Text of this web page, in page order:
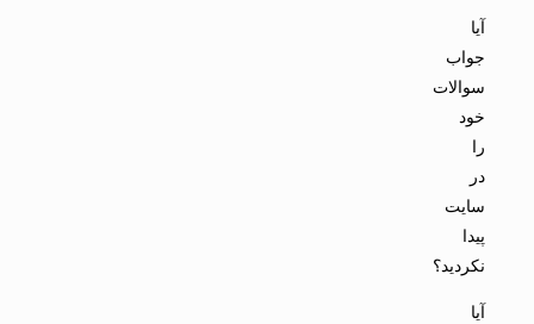
آیا
جواب
سوالات
خود
در
سایت
پیدا
نکردید؟
آیا